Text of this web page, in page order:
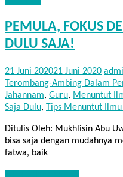
PEMULA, FOKUS
DULU SAJA!
21 Juni 202021 Juni 2020
Terombang-Ambing Dalam
Jahannam, Guru, Menuntut
Saja Dulu, Tips Menuntut
Ditulis Oleh: Mukhlisin Abu
bisa saja dengan mudahnya
fatwa, baik